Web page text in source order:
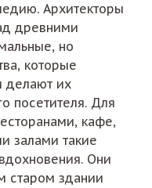
Архитекторы
древними
но
которые
делают их
посетителя. Для
кафе,
залами такие
Они
старом здании